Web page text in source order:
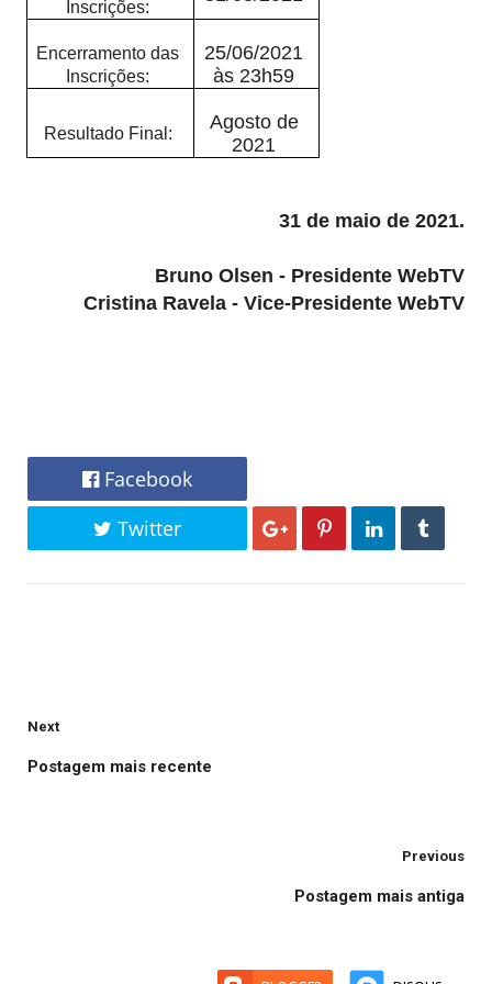
Inscrições:
Encerramento das
Inscrições:
25/06/2021
às 23h59
Resultado Final:
Agosto de
2021
31 de maio de 2021.
Bruno Olsen - Presidente WebTV
Cristina Ravela - Vice-Presidente WebTV
Facebook
Twitter
Next
Postagem mais recente
Previous
Postagem mais antiga